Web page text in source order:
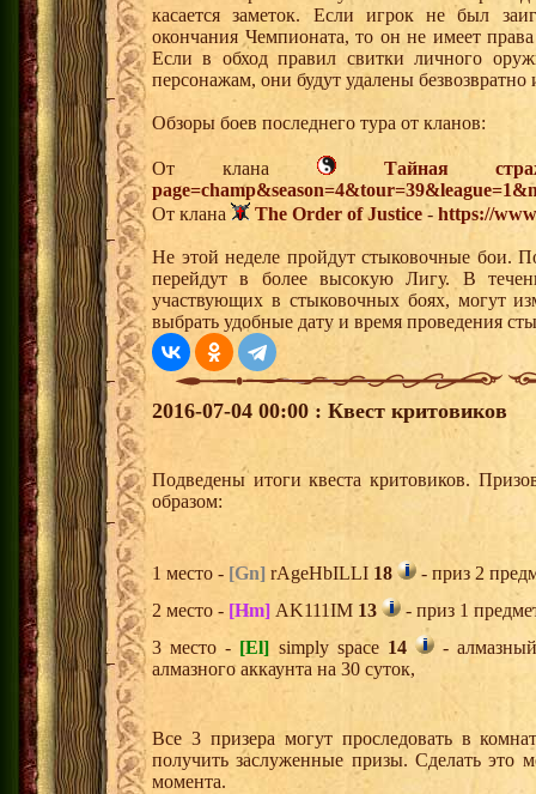
касается заметок. Если игрок не был
окончания Чемпионата, то он не имеет
Если в обход правил свитки личного
персонажам, они будут удалены
Обзоры боев последнего тура от кланов:
От клана
Тайная
От клана
The Order of Justice - https://
Не этой неделе пройдут стыковочные бои.
перейдут в более высокую Лигу. В
участвующих в стыковочных боях, могут
выбрать удобные дату и время проведения
2016-07-04 00:00 : Квест критовиков
Подведены итоги квеста критовиков.
образом:
1 место - [Gn] rAgeHbILLI 18
- приз 2
2 место - [Hm] AK111IM 13
- приз 1
3 место - [El] simply space 14
-
алмазного аккаунта на 30 суток,
Все 3 призера могут проследовать в
получить заслуженные призы. Сделать это
момента.